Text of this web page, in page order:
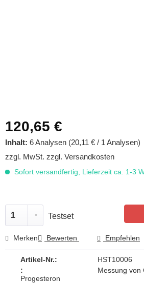
120,65 €
Inhalt: 6 Analysen (20,11 € / 1 Analysen)
zzgl. MwSt. zzgl. Versandkosten
Sofort versandfertig, Lieferzeit ca. 1-3
Testset
Merken Bewerten Empfehlen
Artikel-Nr.:
HST10006
:
Messung von
Progesteron